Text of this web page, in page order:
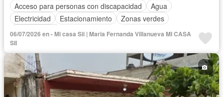
Acceso para personas con discapacidad
Agua
Electricidad
Estacionamiento
Zonas verdes
Sin amueblar
06/07/2026 en - Mi casa Sii | Maria Fernanda Villanueva MI CASA
SII